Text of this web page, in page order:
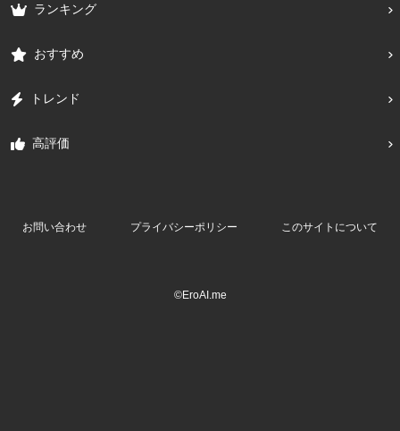
ランキング
おすすめ
トレンド
高評価
お問い合わせ プライバシーポリシー このサイトについて
©EroAI.me